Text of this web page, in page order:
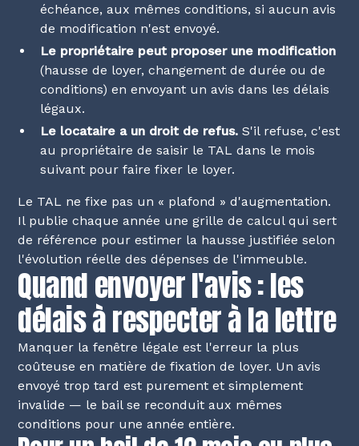
échéance, aux mêmes conditions, si aucun avis
de modification n'est envoyé.
Le propriétaire peut proposer une modification
(hausse de loyer, changement de durée ou de
conditions) en envoyant un avis dans les délais
légaux.
Le locataire a un droit de refus. S'il refuse, c'est
au propriétaire de saisir le TAL dans le mois
suivant pour faire fixer le loyer.
Le TAL ne fixe pas un « plafond » d'augmentation.
Il publie chaque année une grille de calcul qui sert
de référence pour estimer la hausse justifiée selon
l'évolution réelle des dépenses de l'immeuble.
Quand envoyer l'avis : les
délais à respecter à la lettre
Manquer la fenêtre légale est l'erreur la plus
coûteuse en matière de fixation de loyer. Un avis
envoyé trop tard est purement et simplement
invalide — le bail se reconduit aux mêmes
conditions pour une année entière.